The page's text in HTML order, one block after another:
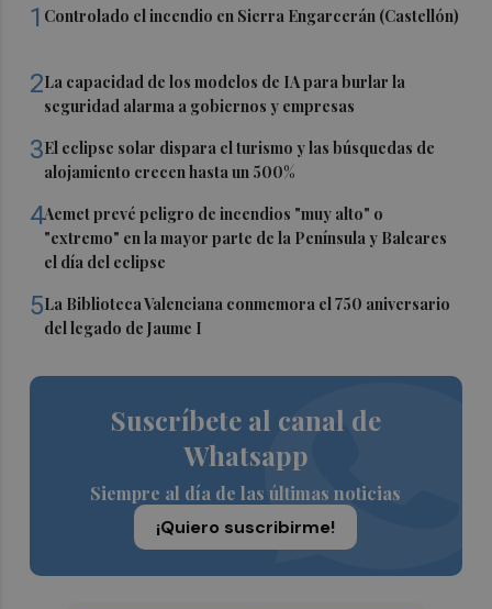
1 Controlado el incendio en Sierra Engarcerán (Castellón)
2La capacidad de los modelos de IA para burlar la
seguridad alarma a gobiernos y empresas
3El eclipse solar dispara el turismo y las búsquedas de
alojamiento crecen hasta un 500%
4Aemet prevé peligro de incendios "muy alto" o
"extremo" en la mayor parte de la Península y Baleares
el día del eclipse
5La Biblioteca Valenciana conmemora el 750 aniversario
del legado de Jaume I
Suscríbete al canal de
Whatsapp
Siempre al día de las últimas noticias
¡Quiero suscribirme!